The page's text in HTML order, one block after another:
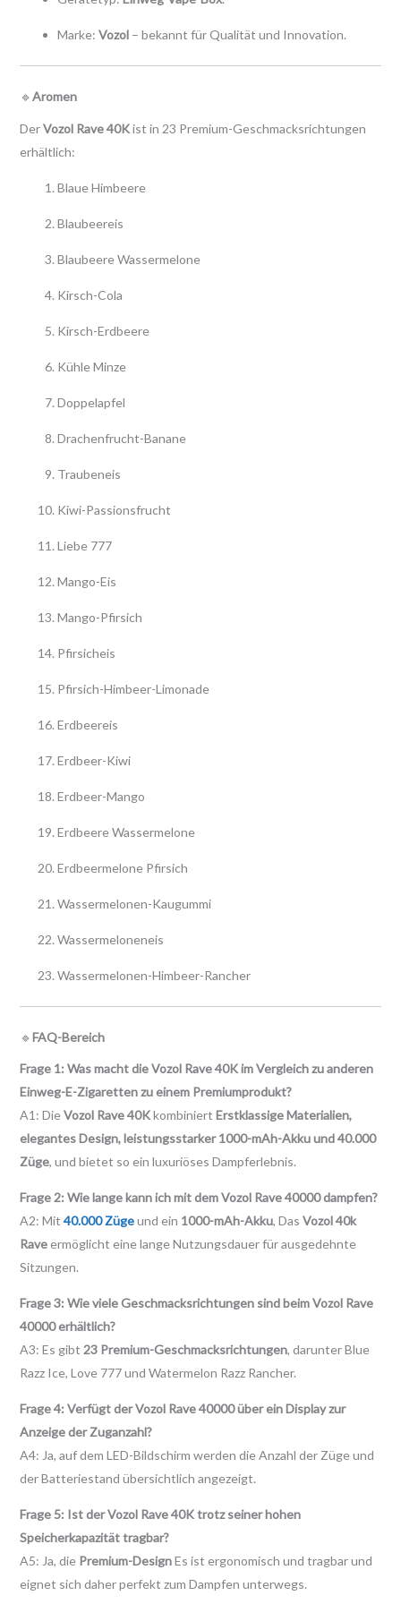
Marke: Vozol– bekannt für Qualität und Innovation.
🔹Aromen
DerVozol Rave 40Kist in 23 Premium-Geschmacksrichtungen
erhältlich:
Blaue Himbeere
Blaubeereis
Blaubeere Wassermelone
Kirsch-Cola
Kirsch-Erdbeere
Kühle Minze
Doppelapfel
Drachenfrucht-Banane
Traubeneis
Kiwi-Passionsfrucht
Liebe 777
Mango-Eis
Mango-Pfirsich
Pfirsicheis
Pfirsich-Himbeer-Limonade
Erdbeereis
Erdbeer-Kiwi
Erdbeer-Mango
Erdbeere Wassermelone
Erdbeermelone Pfirsich
Wassermelonen-Kaugummi
Wassermeloneneis
Wassermelonen-Himbeer-Rancher
🔹FAQ-Bereich
Frage 1: Was macht die Vozol Rave 40K im Vergleich zu anderen
Einweg-E-Zigaretten zu einem Premiumprodukt?
A1: DieVozol Rave 40Kkombiniert Erstklassige Materialien,
elegantes Design, leistungsstarker 1000-mAh-Akku und 40.000
Züge, und bietet so ein luxuriöses Dampferlebnis.
Frage 2: Wie lange kann ich mit dem Vozol Rave 40000 dampfen?
A2: Mit 40.000 Zügeund ein 1000-mAh-Akku, Das Vozol 40k
Raveermöglicht eine lange Nutzungsdauer für ausgedehnte
Sitzungen.
Frage 3: Wie viele Geschmacksrichtungen sind beim Vozol Rave
40000 erhältlich?
A3: Es gibt 23 Premium-Geschmacksrichtungen, darunter Blue
Razz Ice, Love 777 und Watermelon Razz Rancher.
Frage 4: Verfügt der Vozol Rave 40000 über ein Display zur
Anzeige der Zuganzahl?
A4: Ja, auf dem LED-Bildschirm werden die Anzahl der Züge und
der Batteriestand übersichtlich angezeigt.
Frage 5: Ist der Vozol Rave 40K trotz seiner hohen
Speicherkapazität tragbar?
A5: Ja, die Premium-DesignEs ist ergonomisch und tragbar und
eignet sich daher perfekt zum Dampfen unterwegs.